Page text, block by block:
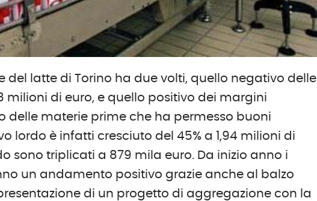
del latte di Torino ha due volti, quello negativo delle
milioni di euro, e quello positivo dei margini
delle materie prime che ha permesso buoni
lordo è infatti cresciuto del 45% a 1,94 milioni di
sono triplicati a 879 mila euro. Da inizio anno i
un andamento positivo grazie anche al balzo
di un progetto di aggregazione con la